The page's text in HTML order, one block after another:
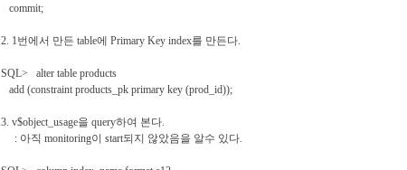
commit;
2. 1번에서 만든 table에 Primary Key index를 만든다.
SQL> alter table products
add (constraint products_pk primary key (prod_id));
3. v$object_usage을 query하여 본다.
: 아직 monitoring이 start되지 않았음을 알수 있다.